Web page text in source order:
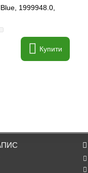
1999948.0,
Купити